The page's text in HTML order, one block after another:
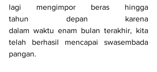
lagi mengimpor beras hingga
tahun depan karena
dalam waktu enam bulan terakhir, kita
telah berhasil mencapai swasembada
pangan.